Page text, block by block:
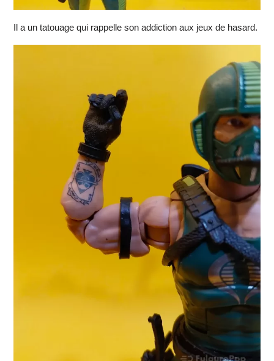
Il a un tatouage qui rappelle son addiction aux jeux de hasard.